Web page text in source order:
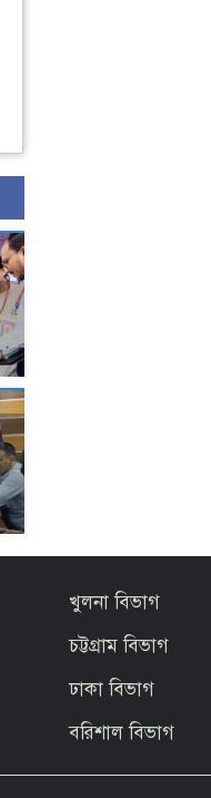
খুলনা বিভাগ
চট্টগ্রাম বিভাগ
ঢাকা বিভাগ
বরিশাল বিভাগ